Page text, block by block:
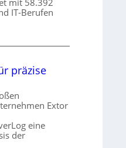
IT-Berufen
präzise
Extor
eine
der